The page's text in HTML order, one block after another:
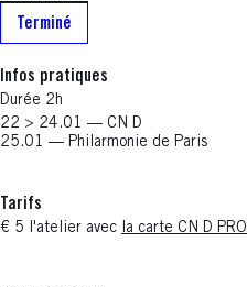
Terminé
Infos pratiques
Durée 2h
22 > 24.01 — CN D
25.01 — Philarmonie de Paris
Tarifs
€ 5 l'atelier avec la carte CN D PRO